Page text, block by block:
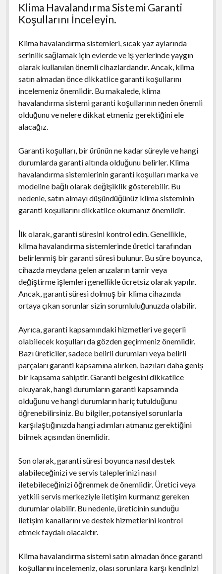
Klima Havalandırma Sistemi Garanti
Koşullarını İnceleyin.
Klima havalandırma sistemleri, sıcak yaz aylarında
serinlik sağlamak için evlerde ve iş yerlerinde yaygın
olarak kullanılan önemli cihazlardandır. Ancak, klima
satın almadan önce dikkatlice garanti koşullarını
incelemeniz önemlidir. Bu makalede, klima
havalandırma sistemi garanti koşullarının neden önemli
olduğunu ve nelere dikkat etmeniz gerektiğini ele
alacağız.
Garanti koşulları, bir ürünün ne kadar süreyle ve hangi
durumlarda garanti altında olduğunu belirler. Klima
havalandırma sistemlerinin garanti koşulları marka ve
modeline bağlı olarak değişiklik gösterebilir. Bu
nedenle, satın almayı düşündüğünüz klima sisteminin
garanti koşullarını dikkatlice okumanız önemlidir.
İlk olarak, garanti süresini kontrol edin. Genellikle,
klima havalandırma sistemlerinde üretici tarafından
belirlenmiş bir garanti süresi bulunur. Bu süre boyunca,
cihazda meydana gelen arızaların tamir veya
değiştirme işlemleri genellikle ücretsiz olarak yapılır.
Ancak, garanti süresi dolmuş bir klima cihazında
ortaya çıkan sorunlar sizin sorumluluğunuzda olabilir.
Ayrıca, garanti kapsamındaki hizmetleri ve geçerli
olabilecek koşulları da gözden geçirmeniz önemlidir.
Bazı üreticiler, sadece belirli durumları veya belirli
parçaları garanti kapsamına alırken, bazıları daha geniş
bir kapsama sahiptir. Garanti belgesini dikkatlice
okuyarak, hangi durumların garanti kapsamında
olduğunu ve hangi durumların hariç tutulduğunu
öğrenebilirsiniz. Bu bilgiler, potansiyel sorunlarla
karşılaştığınızda hangi adımları atmanız gerektiğini
bilmek açısından önemlidir.
Son olarak, garanti süresi boyunca nasıl destek
alabileceğinizi ve servis taleplerinizi nasıl
iletebileceğinizi öğrenmek de önemlidir. Üretici veya
yetkili servis merkeziyle iletişim kurmanız gereken
durumlar olabilir. Bu nedenle, üreticinin sunduğu
iletişim kanallarını ve destek hizmetlerini kontrol
etmek faydalı olacaktır.
Klima havalandırma sistemi satın almadan önce garanti
koşullarını incelemeniz, olası sorunlara karşı kendinizi